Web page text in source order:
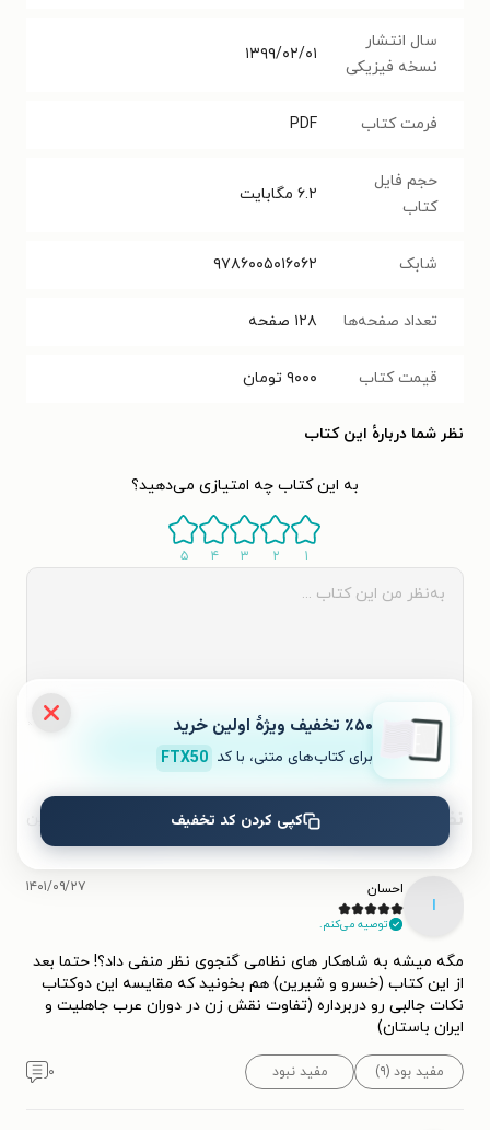
سال انتشار
نسخه فیزیکی
۱۳۹۹/۰۲/۰۱
فرمت کتاب PDF
حجم فایل
کتاب
۶.۲ مگابایت
شابک ۹۷۸۶۰۰۵۰۱۶۰۶۲
تعداد صفحه‌ها ۱۲۸ صفحه
قیمت کتاب ۹۰۰۰ تومان
نظر شما دربارهٔ این کتاب
به این کتاب چه امتیازی می‌دهید؟
۱ ۲ ۳ ۴ ۵
ثبت نظر
ا
احسان
توصیه می‌کنم.
۱۴۰۱/۰۹/۲۷
مگه میشه به شاهکار های نظامی گنجوی نظر منفی داد؟! حتما بعد
از این کتاب (خسرو و شیرین) هم بخونید که مقایسه این دوکتاب
نکات جالبی رو دربرداره (تفاوت نقش زن در دوران عرب جاهلیت و
ایران باستان)
مفید بود (۹) مفید نبود ۰
٪۵۰ تخفیف ویژۀ اولین خرید
برای کتاب‌های متنی، با کد FTX50
کپی کردن کد تخفیف